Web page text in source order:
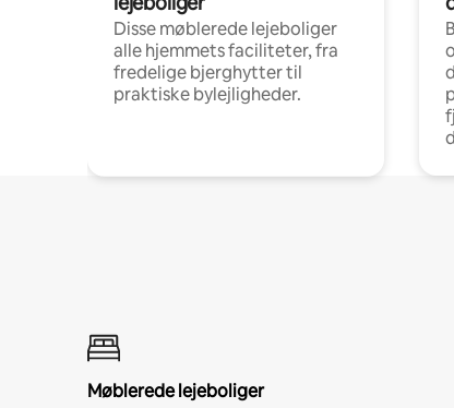
Disse møblerede lejeboliger
alle hjemmets faciliteter, fra
fredelige bjerghytter til
praktiske bylejligheder.
Møblerede lejeboliger